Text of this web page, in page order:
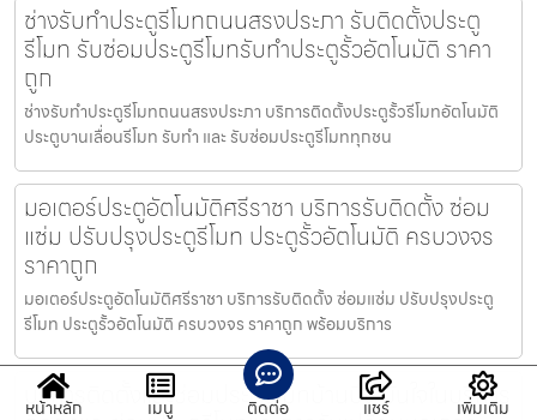
ช่างรับทำประตูรีโมทถนนสรงประภา รับติดตั้งประตู
รีโมท รับซ่อมประตูรีโมทรับทำประตูรั้วอัตโนมัติ ราคา
ถูก
ช่างรับทำประตูรีโมทถนนสรงประภา บริการติดตั้งประตูรั้วรีโมทอัตโนมัติ
ประตูบานเลื่อนรีโมท รับทำ และ รับซ่อมประตูรีโมททุกชน
มอเตอร์ประตูอัตโนมัติศรีราชา บริการรับติดตั้ง ซ่อม
แซ่ม ปรับปรุงประตูรีโมท ประตูรั้วอัตโนมัติ ครบวงจร
ราคาถูก
มอเตอร์ประตูอัตโนมัติศรีราชา บริการรับติดตั้ง ซ่อมแซ่ม ปรับปรุงประตู
รีโมท ประตูรั้วอัตโนมัติ ครบวงจร ราคาถูก พร้อมบริการ
บริการติดตั้งและซ่อมประตูรีโมทบ้านบึง มั่นใจในบริการ
หน้าหลัก เมนู ติดต่อ แชร์ เพิ่มเติม